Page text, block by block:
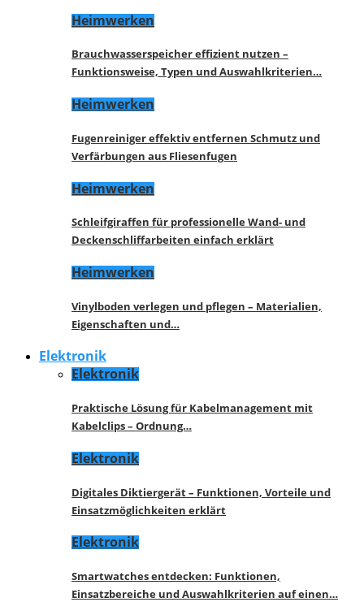
Heimwerken
Brauchwasserspeicher effizient nutzen –
Funktionsweise, Typen und Auswahlkriterien…
Heimwerken
Fugenreiniger effektiv entfernen Schmutz und
Verfärbungen aus Fliesenfugen
Heimwerken
Schleifgiraffen für professionelle Wand- und
Deckenschliffarbeiten einfach erklärt
Heimwerken
Vinylboden verlegen und pflegen – Materialien,
Eigenschaften und…
Elektronik
Elektronik
Praktische Lösung für Kabelmanagement mit
Kabelclips – Ordnung…
Elektronik
Digitales Diktiergerät – Funktionen, Vorteile und
Einsatzmöglichkeiten erklärt
Elektronik
Smartwatches entdecken: Funktionen,
Einsatzbereiche und Auswahlkriterien auf einen…